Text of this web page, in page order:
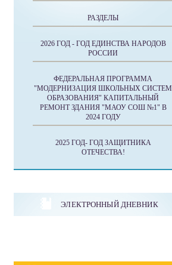
РАЗДЕЛЫ
2026 ГОД - ГОД ЕДИНСТВА НАРОДОВ
РОССИИ
ФЕДЕРАЛЬНАЯ ПРОГРАММА
"МОДЕРНИЗАЦИЯ ШКОЛЬНЫХ СИСТЕМ
ОБРАЗОВАНИЯ" КАПИТАЛЬНЫЙ
РЕМОНТ ЗДАНИЯ "МАОУ СОШ №1" В
2024 ГОДУ
2025 ГОД- ГОД ЗАЩИТНИКА
ОТЕЧЕСТВА!
ЭЛЕКТРОННЫЙ ДНЕВНИК